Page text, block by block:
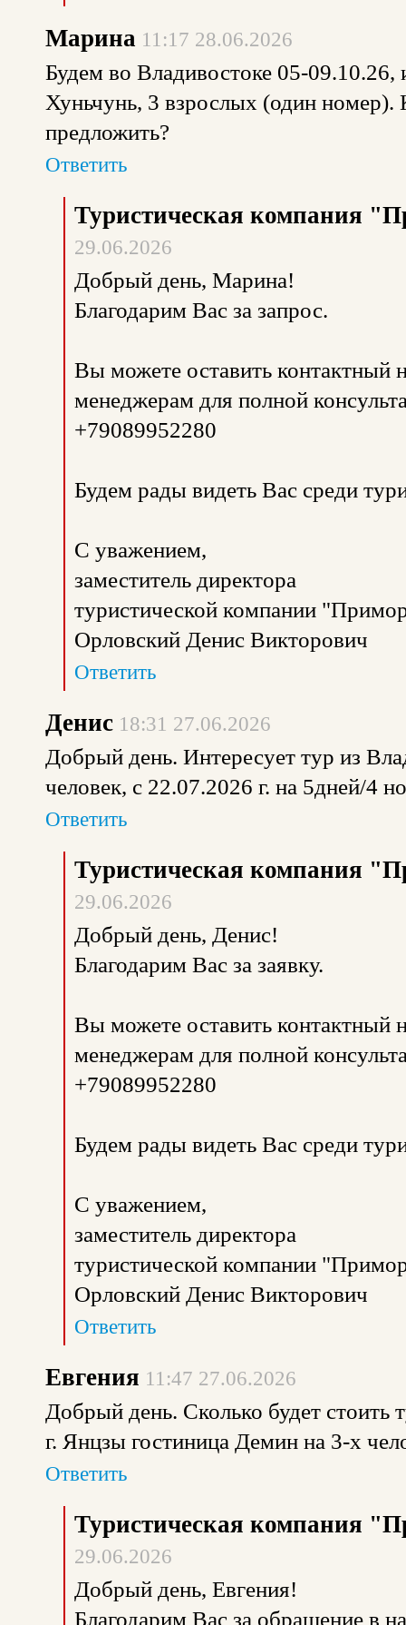
Марина 11:17 28.06.2026
Будем во Владивостоке 05-09.10.26,
Хуньчунь, 3 взрослых (один номер).
предложить?
Ответить
Туристическая компания
29.06.2026
Добрый день, Марина!
Благодарим Вас за запрос.
Вы можете оставить контактный
менеджерам для полной
+79089952280
Будем рады видеть Вас среди
С уважением,
заместитель директора
туристической компании
Орловский Денис Викторович
Ответить
Денис 18:31 27.06.2026
Добрый день. Интересует тур из
человек, с 22.07.2026 г. на 5дней/4
Ответить
Туристическая компания
29.06.2026
Добрый день, Денис!
Благодарим Вас за заявку.
Вы можете оставить контактный
менеджерам для полной
+79089952280
Будем рады видеть Вас среди
С уважением,
заместитель директора
туристической компании
Орловский Денис Викторович
Ответить
Евгения 11:47 27.06.2026
Добрый день. Сколько будет стоить
г. Янцзы гостиница Демин на 3-х
Ответить
Туристическая компания
29.06.2026
Добрый день, Евгения!
Благодарим Вас за обращение в